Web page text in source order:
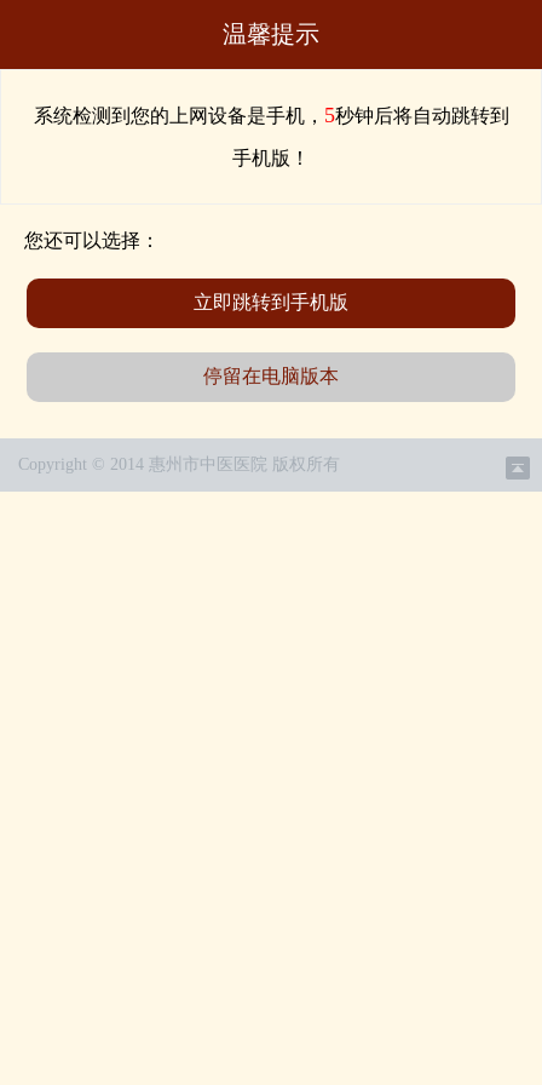
温馨提示
系统检测到您的上网设备是手机， 5秒钟后将自动跳转到
手机版！
您还可以选择：
立即跳转到手机版
停留在电脑版本
Copyright © 2014 惠州市中医医院 版权所有